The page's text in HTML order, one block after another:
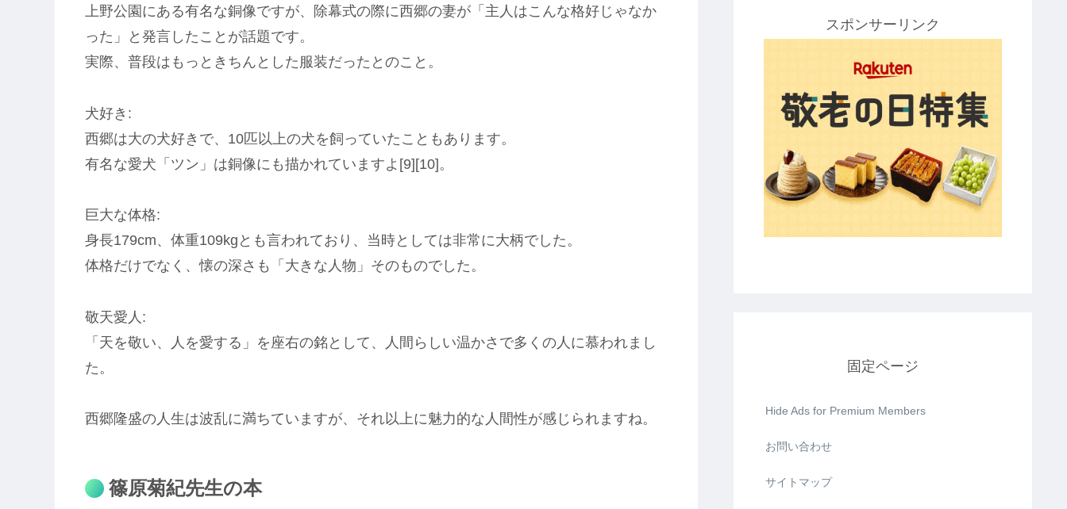
上野公園にある有名な銅像ですが、除幕式の際に西郷の妻が「主人はこんな格好じゃなか
った」と発言したことが話題です。
実際、普段はもっときちんとした服装だったとのこと。
犬好き:
西郷は大の犬好きで、10匹以上の犬を飼っていたこともあります。
有名な愛犬「ツン」は銅像にも描かれていますよ[9][10]。
巨大な体格:
身長179cm、体重109kgとも言われており、当時としては非常に大柄でした。
体格だけでなく、懐の深さも「大きな人物」そのものでした。
敬天愛人:
「天を敬い、人を愛する」を座右の銘として、人間らしい温かさで多くの人に慕われまし
た。
西郷隆盛の人生は波乱に満ちていますが、それ以上に魅力的な人間性が感じられますね。
篠原菊紀先生の本
スポンサーリンク
固定ページ
Hide Ads for Premium Members
お問い合わせ
サイトマップ